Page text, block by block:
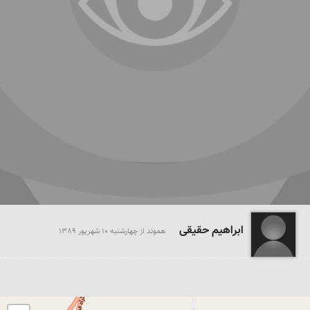
ابراهیم حقیقی هموند از چهارشنبه 10 شهريور 1389